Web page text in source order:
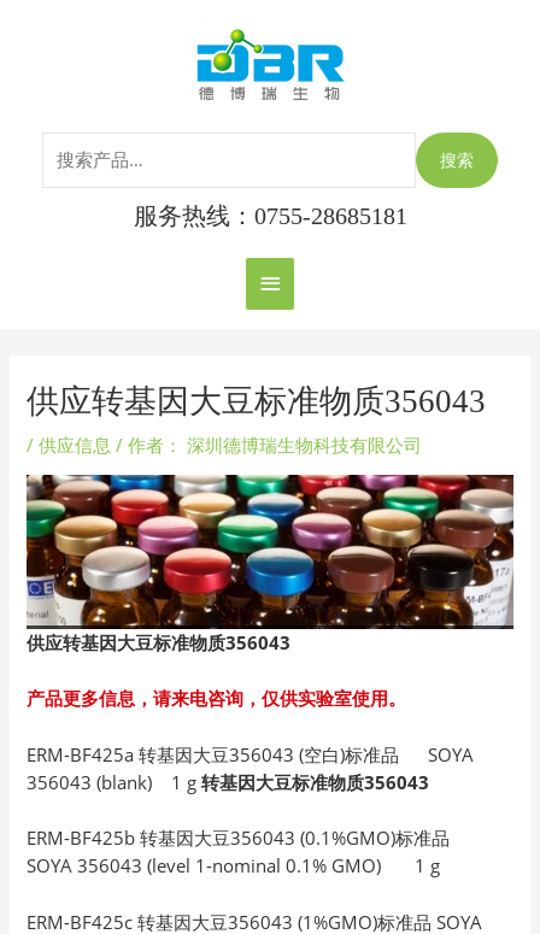
主
菜
单
搜索
服务热线：0755-28685181
供应转基因大豆标准物质356043
/供应信息 / 作者： 深圳德博瑞生物科技有限公司
供应转基因大豆标准物质356043
产品更多信息，请来电咨询，仅供实验室使用。
ERM-BF425a 转基因大豆356043 (空白)标准品 SOYA
356043 (blank) 1 g转基因大豆标准物质356043
ERM-BF425b 转基因大豆356043 (0.1%GMO)标准品
SOYA 356043 (level 1-nominal 0.1% GMO) 1 g
ERM-BF425c 转基因大豆356043 (1%GMO)标准品 SOYA